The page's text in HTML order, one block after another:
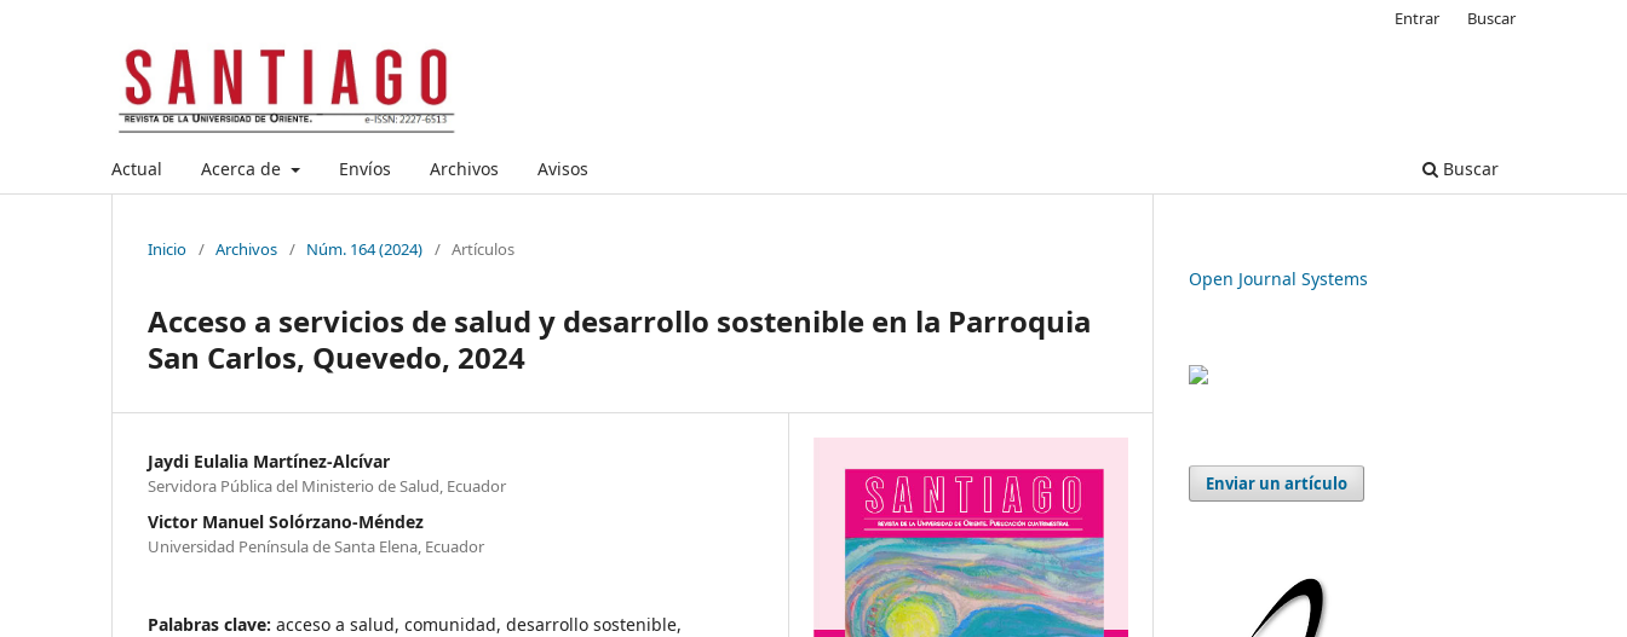
Actual Acerca de Envíos Archivos Avisos Buscar
Entrar Buscar
Inicio / Archivos / Núm. 164 (2024) / Artículos
Acceso a servicios de salud y desarrollo sostenible en la Parroquia
San Carlos, Quevedo, 2024
Jaydi Eulalia Martínez-Alcívar
Servidora Pública del Ministerio de Salud, Ecuador
Victor Manuel Solórzano-Méndez
Universidad Península de Santa Elena, Ecuador
Palabras clave: acceso a salud, comunidad, desarrollo sostenible,
Open Journal Systems
Enviar un artículo